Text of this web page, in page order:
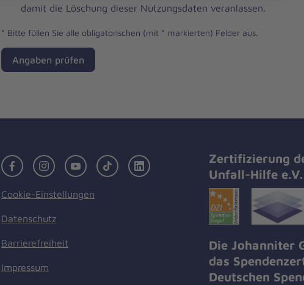
damit die Löschung dieser Nutzungsdaten veranlassen.
* Bitte füllen Sie alle obligatorischen (mit * markierten) Felder aus.
Angaben prüfen
FacebookInstagramYoutubeTikTok LinkedIn
Cookie-Einstellungen
Datenschutz
Barrierefreiheit
Impressum
Zertifizierung
Unfall-Hilfe e.V.
Die Johanniter
das
Deutschen